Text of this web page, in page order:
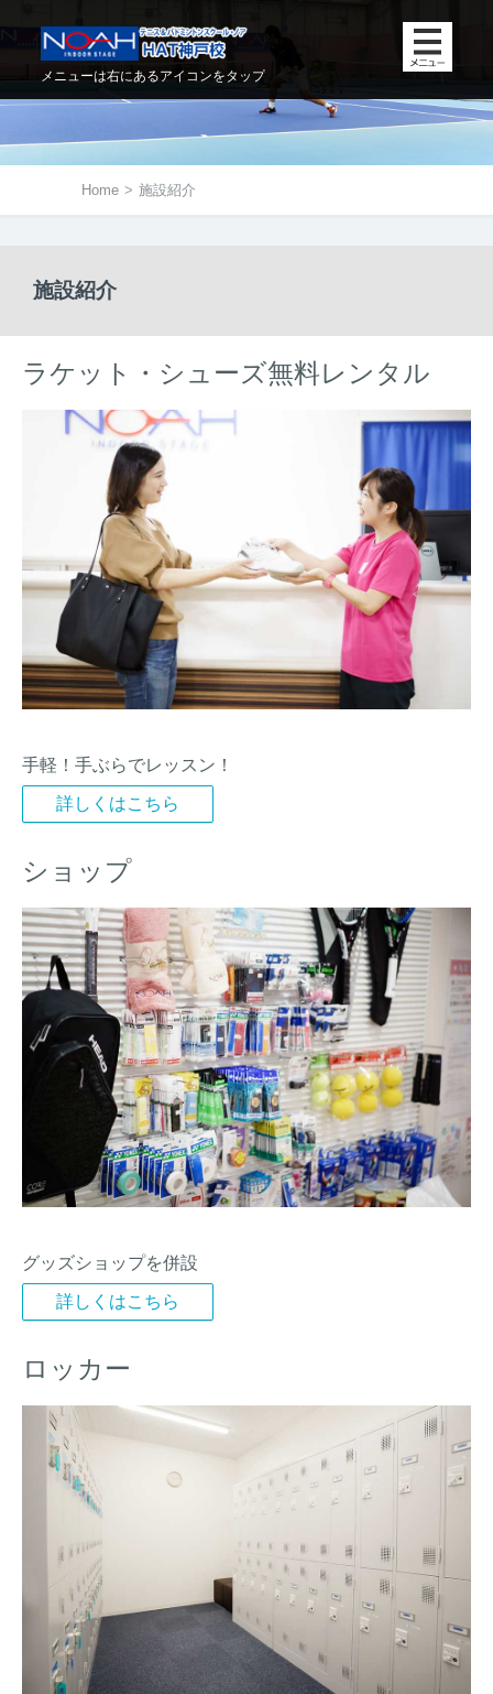
メニューは右にあるアイコンをタップ
Home > 施設紹介
施設紹介
ラケット・シューズ無料レンタル
手軽！手ぶらでレッスン！
詳しくはこちら
ショップ
グッズショップを併設
詳しくはこちら
ロッカー